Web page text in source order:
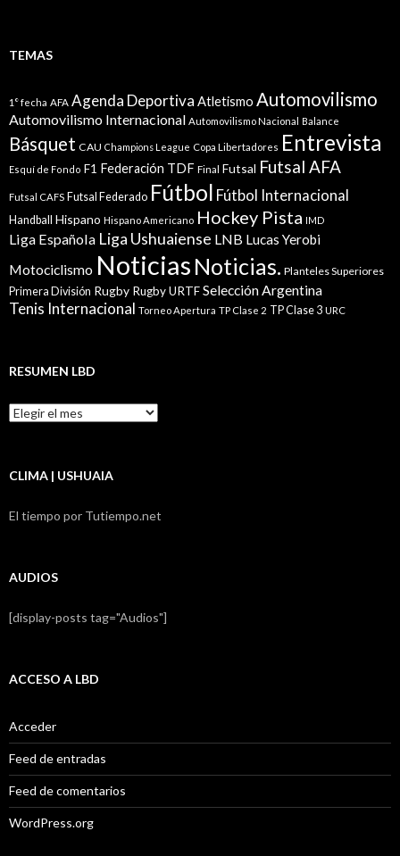
TEMAS
1° fecha AFA Agenda Deportiva Atletismo Automovilismo
Automovilismo Internacional Automovilismo Nacional Balance
Básquet CAU Champions League Copa Libertadores Entrevista
Esquí de Fondo F1 Federación TDF Final Futsal Futsal AFA
Futsal CAFS Futsal Federado Fútbol Fútbol Internacional
Handball Hispano Hispano Americano Hockey Pista IMD
Liga Española Liga Ushuaiense LNB Lucas Yerobi
Motociclismo Noticias Noticias. Planteles Superiores
Primera División Rugby Rugby URTFSelección Argentina
Tenis Internacional Torneo Apertura TP Clase 2 TP Clase 3 URC
RESUMEN LBD
Resumen
LBD
CLIMA | USHUAIA
El tiempo por Tutiempo.net
AUDIOS
[display-posts tag="Audios"]
ACCESO A LBD
Acceder
Feed de entradas
Feed de comentarios
WordPress.org